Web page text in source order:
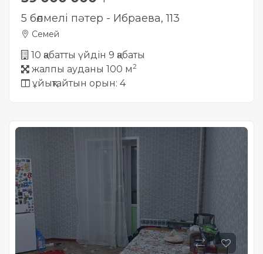
5 бөлмелі пәтер - Ибраева, 113
Семей
10 қабатты үйдін 9 қабаты
жалпы ауданы 100 м2
ұйықтайтын орын: 4